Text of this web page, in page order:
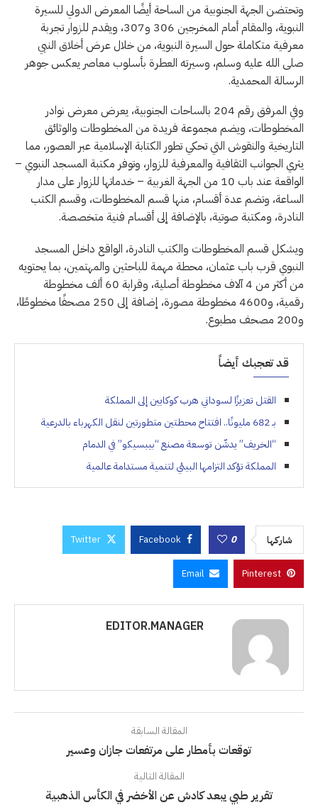
وتحتضن الجهة الجنوبية من الساحة أيضًا المعرض الدولي للسيرة
النبوية، والمقام أمام المخرجين 306 و307، ويقدم للزوار تجربة
معرفية متكاملة حول السيرة النبوية، من خلال عرض أخلاق النبي
صلى الله عليه وسلم، وسيرته العطرة بأسلوب معاصر يعكس جوهر
الرسالة المحمدية.
وفي المرفق رقم 204 بالساحات الجنوبية، يعرض معرض نوادر
المخطوطات، ويضم مجموعة فريدة من المخطوطات والوثائق
التاريخية والنقوش التي تحكي تطور الكتابة الإسلامية عبر العصور، مما
يثري الجوانب الثقافية والمعرفية للزوار، وتوفر مكتبة المسجد النبوي –
الواقعة عند باب 10 من الجهة الغربية – خدماتها للزوار على مدار
الساعة، وتضم عدة أقسام، منها قسم المخطوطات، وقسم الكتب
النادرة، ومكتبة صوتية، بالإضافة إلى أقسام فنية متخصصة.
ويشكل قسم المخطوطات والكتب النادرة، الواقع داخل المسجد
النبوي قرب باب عثمان، محطة مهمة للباحثين والمهتمين، بما يحتويه
من أكثر من 4 آلاف مخطوطة أصلية، وقرابة 60 ألف مخطوطة
رقمية، و4600 مخطوطة مصورة، إضافة إلى 250 مصحفًا مخطوطًا،
و200 مصحف مطبوع.
قد تعجبك أيضاً
القتل تعزيزًا لسوداني هرب كوكايين إلى المملكة
بـ 682 مليونًا.. افتتاح محطتين متطورتين لنقل الكهرباء بالدرعية
“الخريف” يدشّن توسعة مصنع “بيبسيكو” في الدمام
المملكة تؤكد التزامها البيئي لتنمية مستدامة عالمية
شاركها 0
Facebook
Twitter
Pinterest
Email
EDITOR.MANAGER
المقالة السابقة
توقعات بأمطار على مرتفعات جازان وعسير
المقالة التالية
تقرير طبي يبعد كادش عن الأخضر في الكأس الذهبية